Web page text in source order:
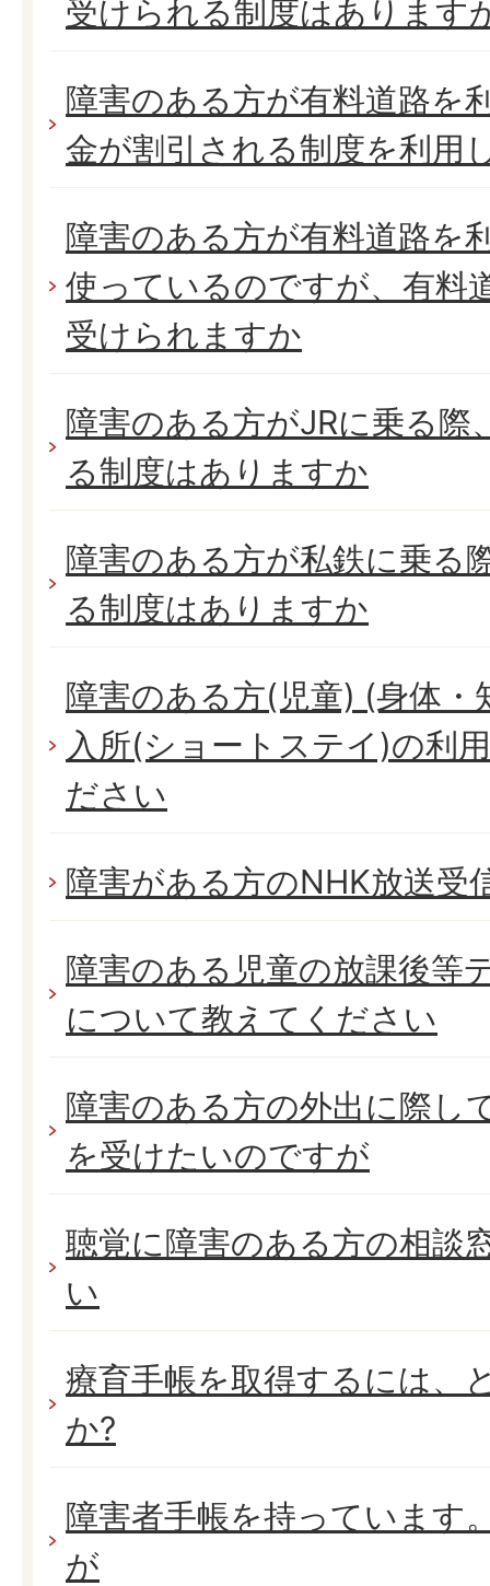
受けられる制度はあります
障害のある方が有料道路を
金が割引される制度を利用
障害のある方が有料道路を
使っているのですが、有料
受けられますか
障害のある方がJRに乗る際
る制度はありますか
障害のある方が私鉄に乗る
る制度はありますか
障害のある方(児童) (身体・
入所(ショートステイ)の利
ださい
障害がある方のNHK放送受
障害のある児童の放課後等
について教えてください
障害のある方の外出に際し
を受けたいのですが
聴覚に障害のある方の相談
い
療育手帳を取得するには、
か?
障害者手帳を持っています
が